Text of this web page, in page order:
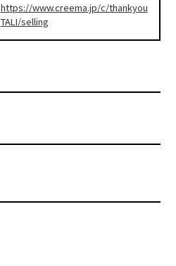
https://www.creema.jp/c/thankyou
TALI/selling